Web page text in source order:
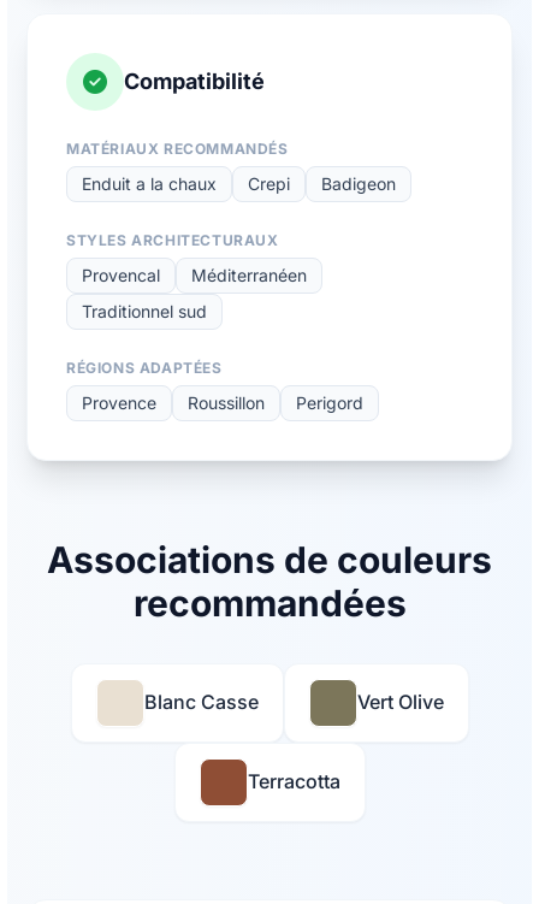
Compatibilité
MATÉRIAUX RECOMMANDÉS
Enduit a la chaux Crepi Badigeon
STYLES ARCHITECTURAUX
Provencal
Méditerranéen
Traditionnel sud
RÉGIONS ADAPTÉES
Provence Roussillon Perigord
Associations de couleurs
recommandées
Blanc Casse Vert Olive
Terracotta